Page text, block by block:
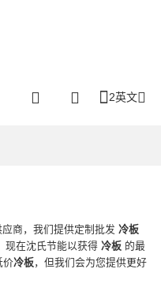
2英文
应商，我们提供定制批发冷板
现在沈氏节能以获得冷板 的最
价冷板 ，但我们会为您提供更好